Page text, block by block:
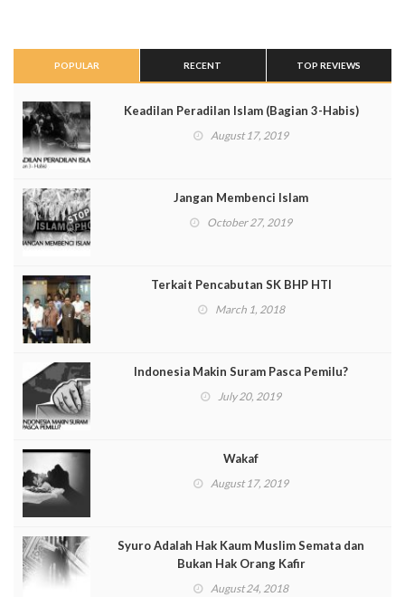
POPULAR RECENT TOP REVIEWS
Keadilan Peradilan Islam (Bagian 3-Habis)
August 17, 2019
Jangan Membenci Islam
October 27, 2019
Terkait Pencabutan SK BHP HTI
March 1, 2018
Indonesia Makin Suram Pasca Pemilu?
July 20, 2019
Wakaf
August 17, 2019
Syuro Adalah Hak Kaum Muslim Semata dan
Bukan Hak Orang Kafir
August 24, 2018